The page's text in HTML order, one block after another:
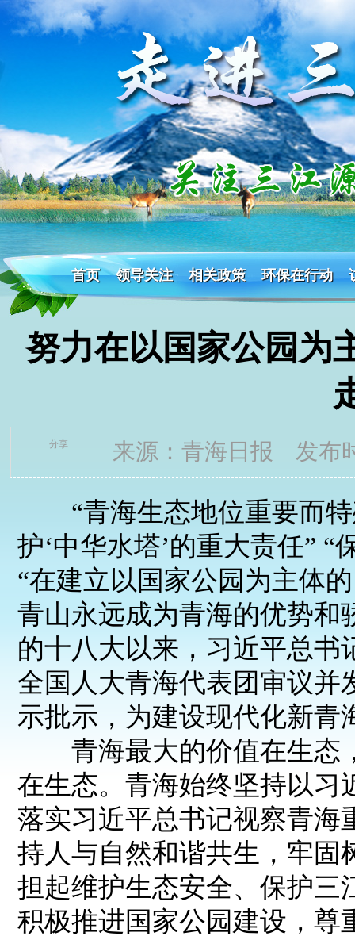
首页 领导关注 相关政策 环保在行动
努力在以国家公园为
来源：青海日报 发
分享
“青海生态地位重要而特
护‘中华水塔’的重大责任” “
“在建立以国家公园为主体
青山永远成为青海的优势
的十八大以来，习近平总书
全国人大青海代表团审议并
示批示，为建设现代化新青
青海最大的价值在生态
在生态。青海始终坚持以习
落实习近平总书记视察青海
持人与自然和谐共生，牢固
担起维护生态安全、保护三
积极推进国家公园建设，尊